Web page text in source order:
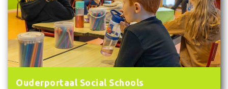
Ouderportaal Social Schools